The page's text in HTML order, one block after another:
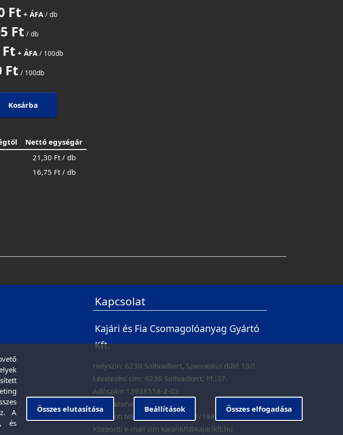
Ft + ÁFA / db
Ft / db
+ ÁFA / 100db
Ft / 100db
Kosárba
Nettó egységár
21,30 Ft / db
16,75 Ft / db
Kapcsolat
Kajári és Fia Csomagolóanyag Gyártó
Kft.
Helyszín: 6230 Soltvadkert, Szarvaskút dűlő 13/I.
Levelezési cím: 6230 Soltvadkert, Pf.:37.
Adószám 13938558-2-03
FELIR azonosító
Központi telefon/fax
06-78/481/194
Központi e-mail cím kajarikft@kajarikft.hu
A
és
Összes elutasítása Beállítások Összes elfogadása